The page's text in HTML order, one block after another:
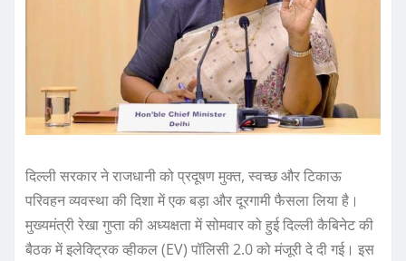
दिल्ली सरकार ने राजधानी को प्रदूषण मुक्त, स्वच्छ और टिकाऊ
परिवहन व्यवस्था की दिशा में एक बड़ा और दूरगामी फैसला लिया है।
मुख्यमंत्री रेखा गुप्ता की अध्यक्षता में सोमवार को हुई दिल्ली कैबिनेट की
बैठक में इलेक्ट्रिक व्हीकल (EV) पॉलिसी 2.0 को मंजूरी दे दी गई। इस